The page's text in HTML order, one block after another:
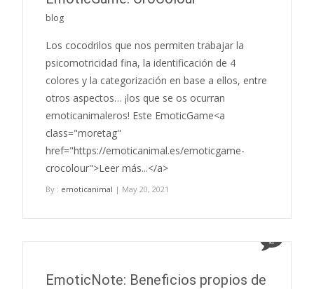
blog
Los cocodrilos que nos permiten trabajar la
psicomotricidad fina, la identificación de 4
colores y la categorización en base a ellos, entre
otros aspectos… ¡los que se os ocurran
emoticanimaleros! Este EmoticGame<a
class="moretag"
href="https://emoticanimal.es/emoticgame-
crocolour">Leer más...</a>
By : emoticanimal | May 20, 2021
2
EmoticNote: Beneficios propios de